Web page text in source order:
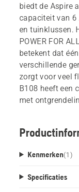
biedt de Aspire
capaciteit van
en tuinklussen.
POWER FOR
betekent dat
verschillende
zorgt voor veel
B108 heeft een
met
accubehuizing.
Kenmerken(1 )
Specificaties